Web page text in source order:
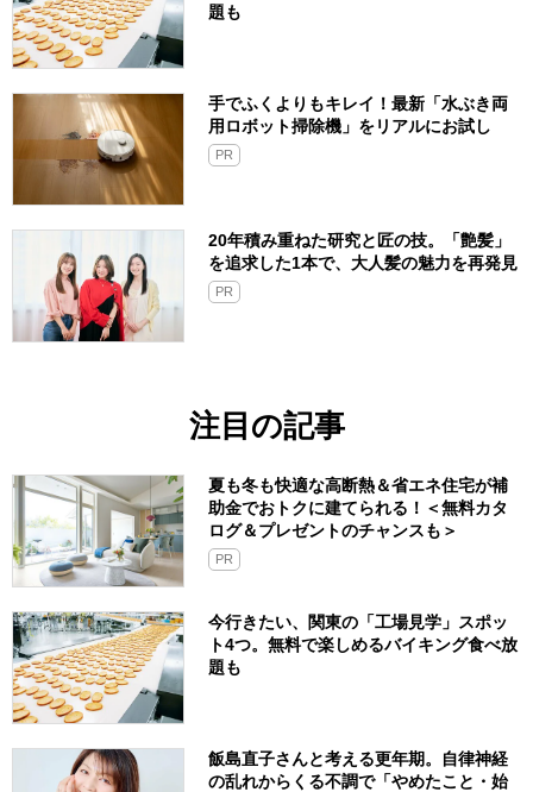
題も
手でふくよりもキレイ！最新「水ぶき両
用ロボット掃除機」をリアルにお試し
PR
20年積み重ねた研究と匠の技。「艶髪」
を追求した1本で、大人髪の魅力を再発見
PR
注目の記事
夏も冬も快適な高断熱＆省エネ住宅が補
助金でおトクに建てられる！＜無料カタ
ログ＆プレゼントのチャンスも＞
PR
今行きたい、関東の「工場見学」スポッ
ト4つ。無料で楽しめるバイキング食べ放
題も
飯島直子さんと考える更年期。自律神経
の乱れからくる不調で「やめたこと・始